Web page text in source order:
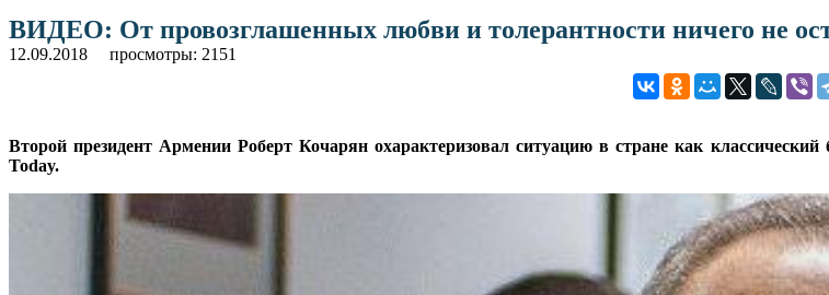
ВИДЕО: От провозглашенных любви и толерантности ничего не
12.09.2018 просмотры: 2151
Второй президент Армении Роберт Кочарян охарактеризовал ситуацию в стране как
Today.